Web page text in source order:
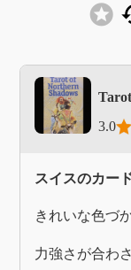
stars
3.0
スイスのカー
きれいな色づ
力強さが合わ